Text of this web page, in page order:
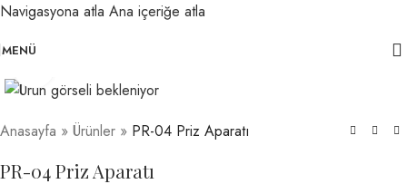
Navigasyona atla Ana içeriğe atla
MENÜ
Anasayfa » Ürünler » PR-04 Priz Aparatı
PR-04 Priz Aparatı